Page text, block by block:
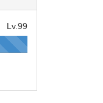
Lv.99